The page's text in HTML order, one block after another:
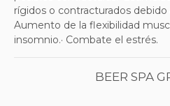
rígidos o contracturados debido
Aumento de la flexibilidad
insomnio.· Combate el estrés.
BEER SPA